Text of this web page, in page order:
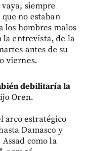
siempre
no estaban
los hombres malos
la entrevista, de la
antes de su
viernes.
debilitaría la
Oren.
arco estratégico
Damasco y
como la